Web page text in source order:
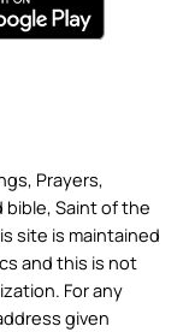
Prayers,
bible, Saint of the
site is maintained
and this is not
For any
given